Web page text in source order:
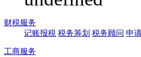
财税服务
记账报税 税务筹划 税务顾问 申
工商服务